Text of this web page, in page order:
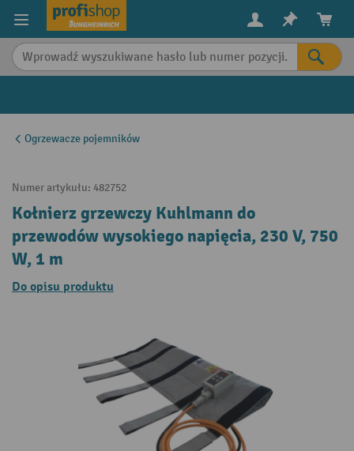
content
Ogrzewacze pojemników
Numer artykułu: 482752
Kołnierz grzewczy Kuhlmann do
przewodów wysokiego napięcia, 230 V, 750
W, 1 m
Do opisu produktu